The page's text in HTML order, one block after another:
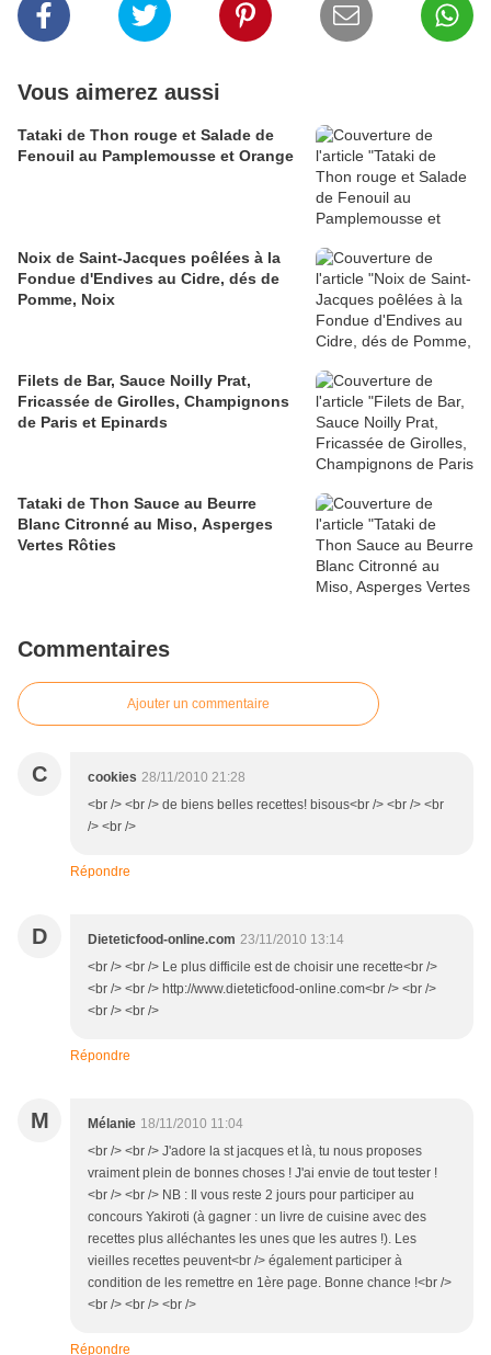
Vous aimerez aussi
Tataki de Thon rouge et Salade de
Fenouil au Pamplemousse et Orange
Noix de Saint-Jacques poêlées à la
Fondue d'Endives au Cidre, dés de
Pomme, Noix
Filets de Bar, Sauce Noilly Prat,
Fricassée de Girolles, Champignons
de Paris et Epinards
Tataki de Thon Sauce au Beurre
Blanc Citronné au Miso, Asperges
Vertes Rôties
Commentaires
Ajouter un commentaire
C cookies 28/11/2010 21:28
<br /> <br /> de biens belles recettes! bisous<br /> <br /> <br
/> <br />
Répondre
D Dieteticfood-online.com 23/11/2010 13:14
<br /> <br /> Le plus difficile est de choisir une recette<br />
<br /> <br /> http://www.dieteticfood-online.com<br /> <br />
<br /> <br />
Répondre
M Mélanie 18/11/2010 11:04
<br /> <br /> J'adore la st jacques et là, tu nous proposes
vraiment plein de bonnes choses ! J'ai envie de tout tester !
<br /> <br /> NB : Il vous reste 2 jours pour participer au
concours Yakiroti (à gagner : un livre de cuisine avec des
recettes plus alléchantes les unes que les autres !). Les
vieilles recettes peuvent<br /> également participer à
condition de les remettre en 1ère page. Bonne chance !<br />
<br /> <br /> <br />
Répondre